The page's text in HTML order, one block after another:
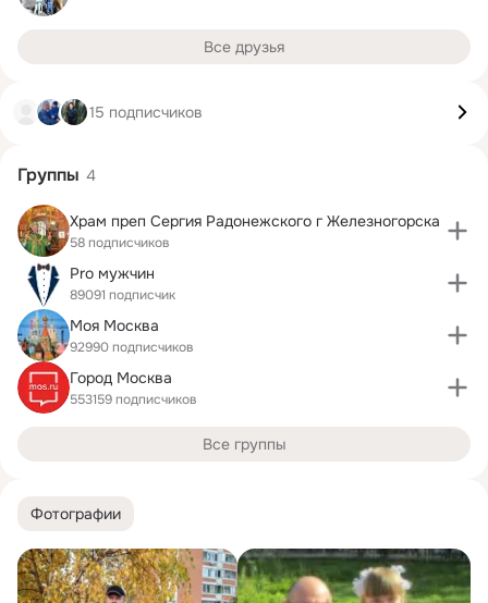
Фотографии
Все друзья
15 подписчиков
Группы 4
Храм преп Сергия Радонежского г Железногорска
58 подписчиков
Pro мужчин
89091 подписчик
Моя Москва
92990 подписчиков
Город Москва
553159 подписчиков
Все группы